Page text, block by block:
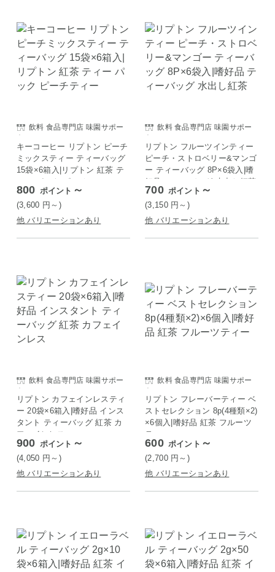
飲料 食品専門店 味園サポー
ト
キーコーヒー リプトン ピーチ
ミックスティー ティーバッグ
15袋×6箱入|リプトン 紅茶 テ
ィー パック ピーチティー
800 ポイント ～
(3,600 円 ～)
他 バリエーションあり
飲料 食品専門店 味園サポー
ト
リプトン フルーツインティー
ピーチ・ストロベリー&マンゴ
ー ティーバッグ 8P×6袋入|嗜
好品 ティーバッグ 水出し紅茶
700 ポイント ～
(3,150 円 ～)
他 バリエーションあり
飲料 食品専門店 味園サポー
ト
リプトン カフェインレスティ
ー 20袋×6箱入|嗜好品 インス
タント ティーバッグ 紅茶 カ
フェインレス
900 ポイント ～
(4,050 円 ～)
他 バリエーションあり
飲料 食品専門店 味園サポー
ト
リプトン フレーバーティー ベ
ストセレクション 8p(4種類×2)
×6個入|嗜好品 紅茶 フルーツ
ティー
600 ポイント ～
(2,700 円 ～)
他 バリエーションあり